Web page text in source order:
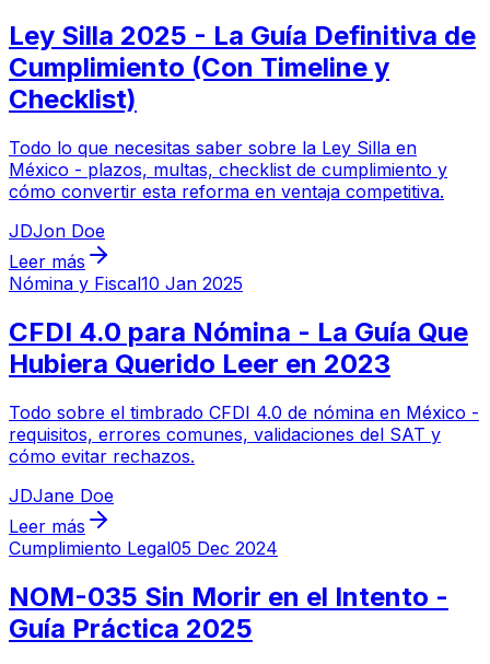
Ley Silla 2025 - La Guía Definitiva de
Cumplimiento (Con Timeline y
Checklist)
Todo lo que necesitas saber sobre la Ley Silla en
México - plazos, multas, checklist de cumplimiento y
cómo convertir esta reforma en ventaja competitiva.
JDJon Doe
Leer más
Nómina y Fiscal10 Jan 2025
CFDI 4.0 para Nómina - La Guía Que
Hubiera Querido Leer en 2023
Todo sobre el timbrado CFDI 4.0 de nómina en México -
requisitos, errores comunes, validaciones del SAT y
cómo evitar rechazos.
JDJane Doe
Leer más
Cumplimiento Legal05 Dec 2024
NOM-035 Sin Morir en el Intento -
Guía Práctica 2025